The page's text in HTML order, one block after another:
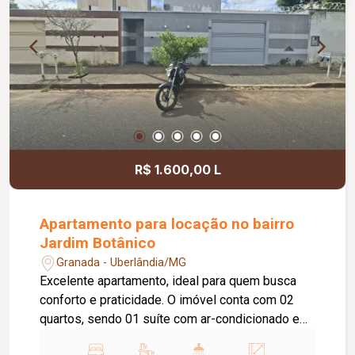
R$ 1.600,00 L
Apartamento para locação no bairro
Jardim Botânico
Granada - Uberlândia/MG
Excelente apartamento, ideal para quem busca
conforto e praticidade. O imóvel conta com 02
quartos, sendo 01 suíte com ar-condicionado e